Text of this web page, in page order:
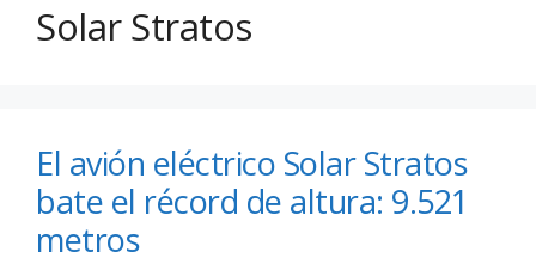
Solar Stratos
El avión eléctrico Solar Stratos
bate el récord de altura: 9.521
metros